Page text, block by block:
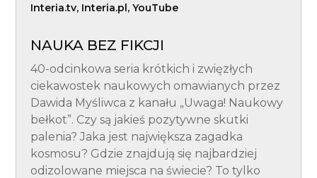
Interia.tv, Interia.pl, YouTube
NAUKA BEZ FIKCJI
40-odcinkowa seria krótkich i zwięzłych
ciekawostek naukowych omawianych przez
Dawida Myśliwca z kanału „Uwaga! Naukowy
bełkot”. Czy są jakieś pozytywne skutki
palenia? Jaka jest największa zagadka
kosmosu? Gdzie znajdują się najbardziej
odizolowane miejsca na świecie? To tylko